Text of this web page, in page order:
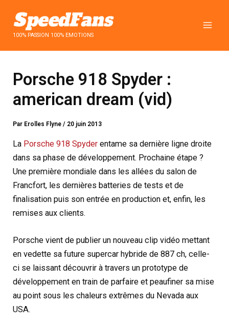
contenu100% PASSION 100% EMOTIONS
Porsche 918 Spyder :
american dream (vid)
Par Erolles Flyne/ 20 juin 2013
La Porsche 918 Spyder entame sa dernière ligne droite
dans sa phase de développement. Prochaine étape ?
Une première mondiale dans les allées du salon de
Francfort, les dernières batteries de tests et de
finalisation puis son entrée en production et, enfin, les
remises aux clients.
Porsche vient de publier un nouveau clip vidéo mettant
en vedette sa future supercar hybride de 887 ch, celle-
ci se laissant découvrir à travers un prototype de
développement en train de parfaire et peaufiner sa mise
au point sous les chaleurs extrêmes du Nevada aux
USA.